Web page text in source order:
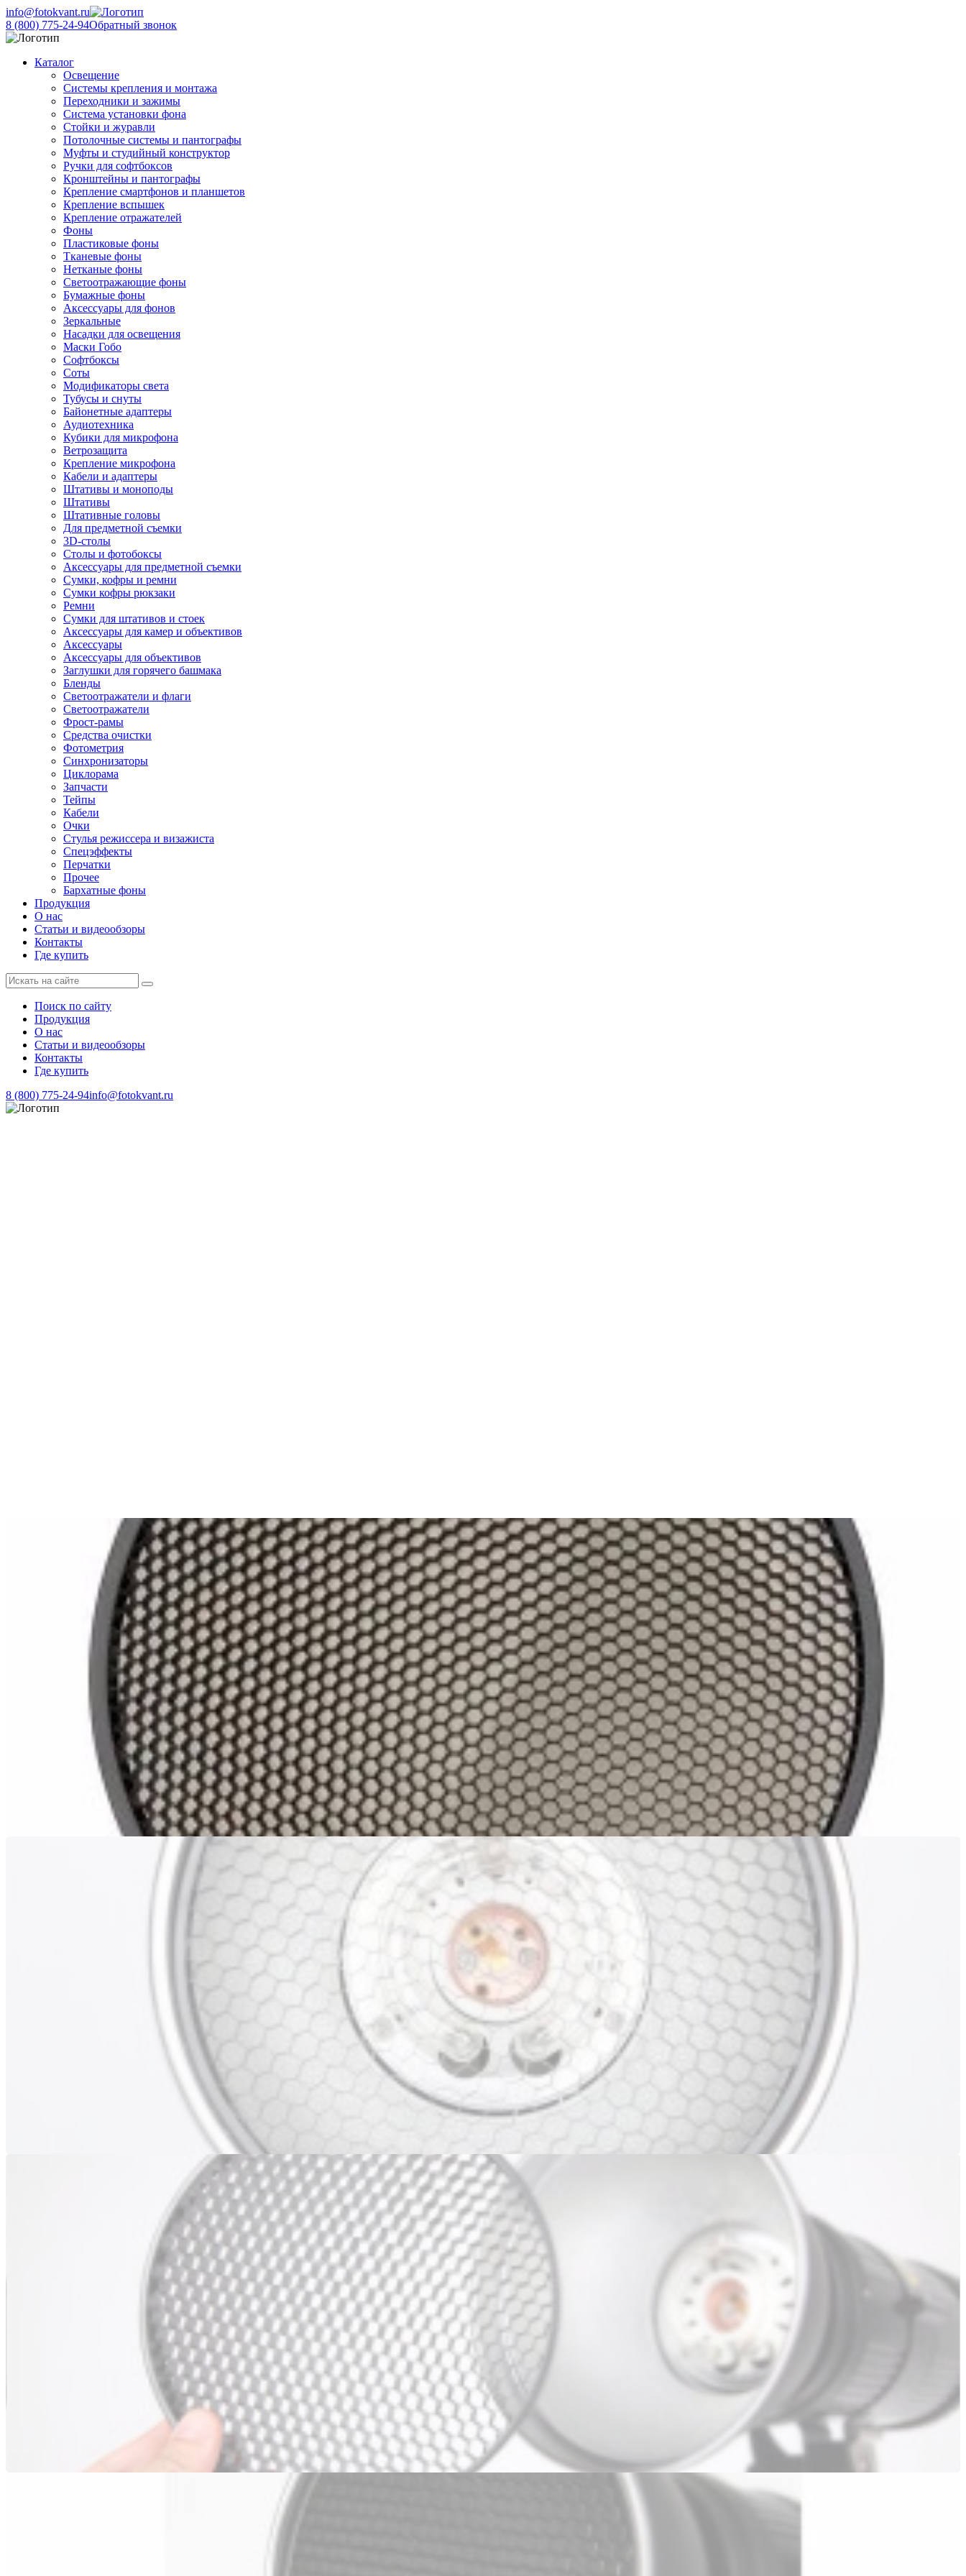
info@fotokvant.ru
8 (800) 775-24-94Обратный звонок
Каталог
Освещение
Системы крепления и монтажа
Переходники и зажимы
Система установки фона
Стойки и журавли
Потолочные системы и пантографы
Муфты и студийный конструктор
Ручки для софтбоксов
Кронштейны и пантографы
Крепление смартфонов и планшетов
Крепление вспышек
Крепление отражателей
Фоны
Пластиковые фоны
Тканевые фоны
Нетканые фоны
Светоотражающие фоны
Бумажные фоны
Аксессуары для фонов
Зеркальные
Насадки для освещения
Маски Гобо
Софтбоксы
Соты
Модификаторы света
Тубусы и снуты
Байонетные адаптеры
Аудиотехника
Кубики для микрофона
Ветрозащита
Крепление микрофона
Кабели и адаптеры
Штативы и моноподы
Штативы
Штативные головы
Для предметной съемки
3D-столы
Столы и фотобоксы
Аксессуары для предметной съемки
Сумки, кофры и ремни
Сумки кофры рюкзаки
Ремни
Сумки для штативов и стоек
Аксессуары для камер и объективов
Аксессуары
Аксессуары для объективов
Заглушки для горячего башмака
Бленды
Светоотражатели и флаги
Светоотражатели
Фрост-рамы
Средства очистки
Фотометрия
Синхронизаторы
Циклорама
Запчасти
Тейпы
Кабели
Очки
Стулья режиссера и визажиста
Спецэффекты
Перчатки
Прочее
Бархатные фоны
Продукция
О нас
Статьи и видеообзоры
Контакты
Где купить
Поиск по сайту
Продукция
О нас
Статьи и видеообзоры
Контакты
Где купить
8 (800) 775-24-94info@fotokvant.ru